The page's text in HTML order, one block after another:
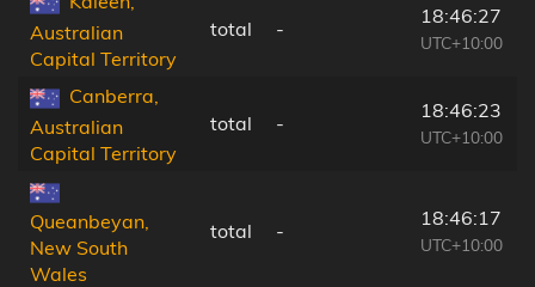
Australian
Capital Territory
total -
18:46:27
UTC+10:00
Canberra,
Australian
Capital Territory
total -
18:46:23
UTC+10:00
Queanbeyan,
New South
Wales
total -
18:46:17
UTC+10:00